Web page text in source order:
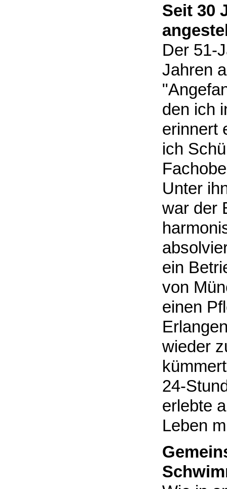
Seit 30
Der 51-
Jahren
den ich
erinnert
ich
Unter
war der
ein
von
einen
wieder
24-
erlebte
Leben